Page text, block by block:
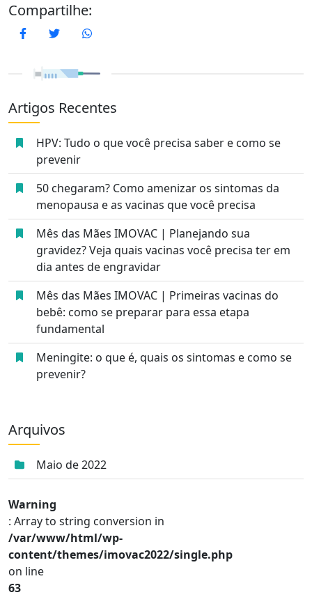
Compartilhe:
FacebookTwitterWhatsApp
Artigos Recentes
HPV: Tudo o que você precisa saber e como se
prevenir
50 chegaram? Como amenizar os sintomas da
menopausa e as vacinas que você precisa
Mês das Mães IMOVAC | Planejando sua
gravidez? Veja quais vacinas você precisa ter em
dia antes de engravidar
Mês das Mães IMOVAC | Primeiras vacinas do
bebê: como se preparar para essa etapa
fundamental
Meningite: o que é, quais os sintomas e como se
prevenir?
Arquivos
Maio de 2022
Warning
: Array to string conversion in
/var/www/html/wp-
content/themes/imovac2022/single.php
on line
63